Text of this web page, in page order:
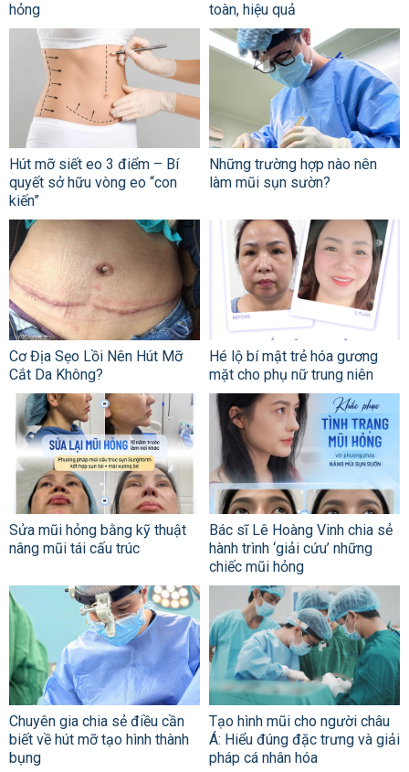
hỏng
toàn, hiệu quả
Hút mỡ siết eo 3 điểm – Bí
quyết sở hữu vòng eo “con
kiến”
Những trường hợp nào nên
làm mũi sụn sườn?
Cơ Địa Sẹo Lồi Nên Hút Mỡ
Cắt Da Không?
Hé lộ bí mật trẻ hóa gương
mặt cho phụ nữ trung niên
Sửa mũi hỏng bằng kỹ thuật
nâng mũi tái cấu trúc
Bác sĩ Lê Hoàng Vinh chia sẻ
hành trình ‘giải cứu’ những
chiếc mũi hỏng
Chuyên gia chia sẻ điều cần
biết về hút mỡ tạo hình thành
bụng
Tạo hình mũi cho người châu
Á: Hiểu đúng đặc trưng và giải
pháp cá nhân hóa